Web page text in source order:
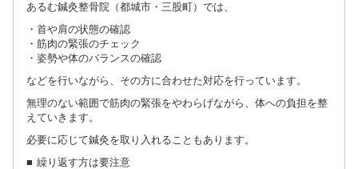
あるむ鍼灸整骨院（都城市・三股町）では、
・首や肩の状態の確認
・筋肉の緊張のチェック
・姿勢や体のバランスの確認
などを行いながら、その方に合わせた対応を行っています。
無理のない範囲で筋肉の緊張をやわらげながら、体への負担を整
えていきます。
必要に応じて鍼灸を取り入れることもあります。
■ 繰り返す方は要注意